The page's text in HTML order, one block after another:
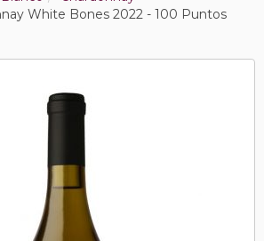
White Bones 2022 - 100 Puntos